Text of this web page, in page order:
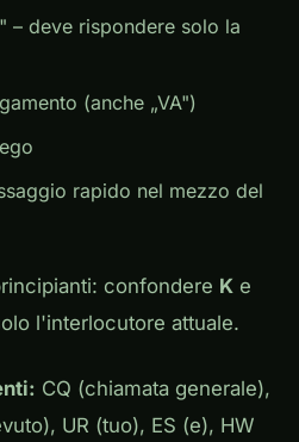
– deve rispondere solo la
(anche „VA")
rapido nel mezzo del
confondere K e
l'interlocutore attuale.
CQ (chiamata generale),
UR (tuo), ES (e), HW